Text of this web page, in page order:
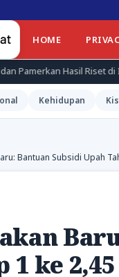
HOME
Istana Jepang
Kehidupan
Bantuan Subsidi Upah
1 ke